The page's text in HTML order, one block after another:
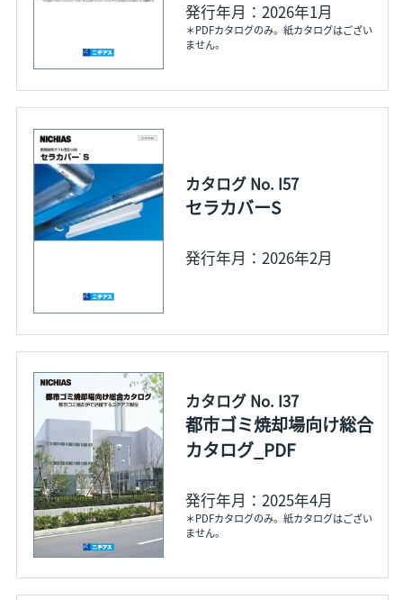
発行年月：2026年1月
＊PDFカタログのみ。紙カタログはござい
ません。
カタログ No. I57
セラカバーS
発行年月：2026年2月
カタログ No. I37
都市ゴミ焼却場向け総合
カタログ_PDF
発行年月：2025年4月
＊PDFカタログのみ。紙カタログはござい
ません。